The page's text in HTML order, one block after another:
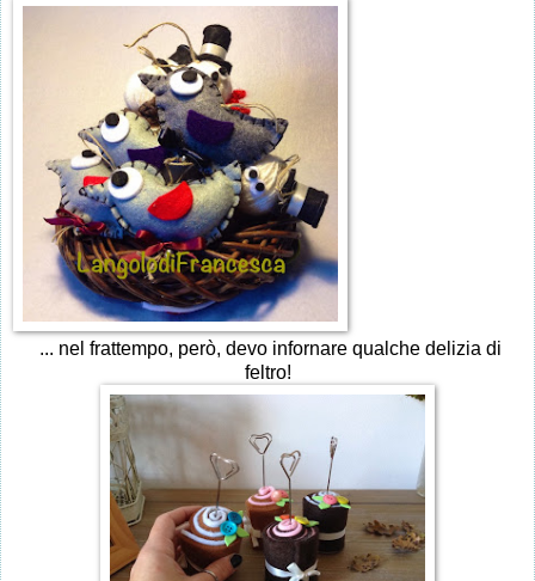
... nel frattempo, però, devo infornare qualche delizia di
feltro!